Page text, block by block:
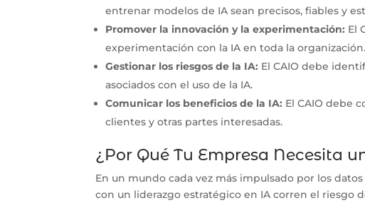
entrenar modelos de IA sean precisos, fiables y
Promover la innovación y la experimentación: El
experimentación con la IA en toda la organización.
Gestionar los riesgos de la IA: El CAIO debe
asociados con el uso de la IA.
Comunicar los beneficios de la IA: El CAIO debe
clientes y otras partes interesadas.
¿Por Qué Tu Empresa Necesita
En un mundo cada vez más impulsado por los
con un liderazgo estratégico en IA corren el riesgo